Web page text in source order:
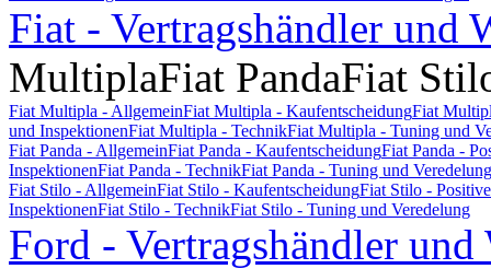
Fiat - Vertragshändler und
MultiplaFiat PandaFiat
Fiat Multipla - AllgemeinFiat Multipla - KaufentscheidungFiat
und InspektionenFiat Multipla - TechnikFiat Multipla - Tuning und
Fiat Panda - AllgemeinFiat Panda - KaufentscheidungFiat Panda -
InspektionenFiat Panda - TechnikFiat Panda - Tuning und Veredelung
Fiat Stilo - AllgemeinFiat Stilo - KaufentscheidungFiat Stilo -
InspektionenFiat Stilo - TechnikFiat Stilo - Tuning und Veredelung
Ford - Vertragshändler und